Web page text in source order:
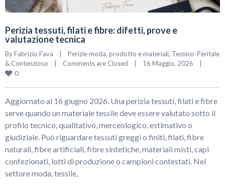
Perizia tessuti, filati e fibre: difetti, prove e
valutazione tecnica
By Fabrizio Fava | Perizie moda, prodotto e materiali, Tecnico-Peritale
& Contenzioso
| Comments are Closed | 16 Maggio, 2026 |
0
Aggiornato al 16 giugno 2026. Una perizia tessuti, filati e fibre
serve quando un materiale tessile deve essere valutato sotto il
profilo tecnico, qualitativo, merceologico, estimativo o
giudiziale. Può riguardare tessuti greggi o finiti, filati, fibre
naturali, fibre artificiali, fibre sintetiche, materiali misti, capi
confezionati, lotti di produzione o campioni contestati. Nel
settore moda, tessile,